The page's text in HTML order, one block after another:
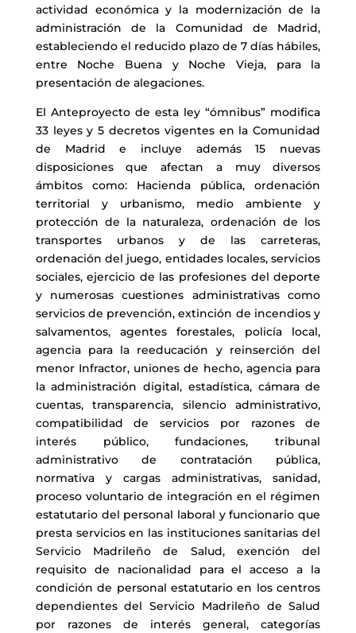
actividad económica y la modernización de la
administración de la Comunidad de Madrid,
estableciendo el reducido plazo de 7 días hábiles,
entre Noche Buena y Noche Vieja, para la
presentación de alegaciones.
El Anteproyecto de esta ley “ómnibus” modifica
33 leyes y 5 decretos vigentes en la Comunidad
de Madrid e incluye además 15 nuevas
disposiciones que afectan a muy diversos
ámbitos como: Hacienda pública, ordenación
territorial y urbanismo, medio ambiente y
protección de la naturaleza, ordenación de los
transportes urbanos y de las carreteras,
ordenación del juego, entidades locales, servicios
sociales, ejercicio de las profesiones del deporte
y numerosas cuestiones administrativas como
servicios de prevención, extinción de incendios y
salvamentos, agentes forestales, policía local,
agencia para la reeducación y reinserción del
menor Infractor, uniones de hecho, agencia para
la administración digital, estadística, cámara de
cuentas, transparencia, silencio administrativo,
compatibilidad de servicios por razones de
interés público, fundaciones, tribunal
administrativo de contratación pública,
normativa y cargas administrativas, sanidad,
proceso voluntario de integración en el régimen
estatutario del personal laboral y funcionario que
presta servicios en las instituciones sanitarias del
Servicio Madrileño de Salud, exención del
requisito de nacionalidad para el acceso a la
condición de personal estatutario en los centros
dependientes del Servicio Madrileño de Salud
por razones de interés general, categorías